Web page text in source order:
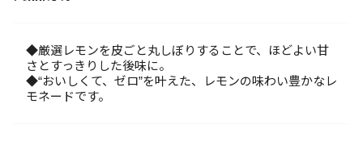
◆厳選レモンを皮ごと丸しぼりすることで、ほどよい甘
さとすっきりした後味に。
◆“おいしくて、ゼロ”を叶えた、レモンの味わい豊かなレ
モネードです。